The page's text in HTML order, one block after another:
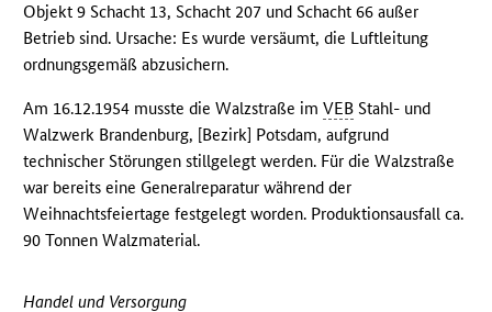
Objekt 9 Schacht 13, Schacht 207 und Schacht 66 außer
Betrieb sind. Ursache: Es wurde versäumt, die Luftleitung
ordnungsgemäß abzusichern.
Am 16.12.1954 musste die Walzstraße imVEB Stahl- und
Walzwerk Brandenburg, [Bezirk] Potsdam, aufgrund
technischer Störungen stillgelegt werden. Für die Walzstraße
war bereits eine Generalreparatur während der
Weihnachtsfeiertage festgelegt worden. Produktionsausfall ca.
90 Tonnen Walzmaterial.
Handel und Versorgung